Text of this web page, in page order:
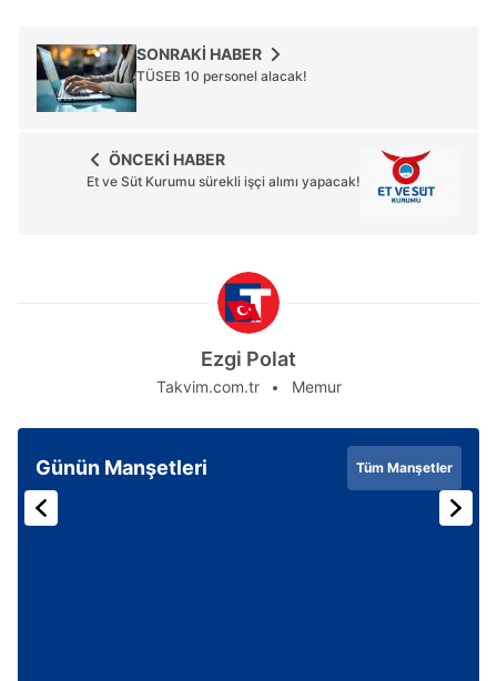
SONRAKİ HABER
TÜSEB 10 personel alacak!
ÖNCEKİ HABER
Et ve Süt Kurumu sürekli işçi alımı yapacak!
Ezgi Polat
Takvim.com.tr Memur
Günün Manşetleri Tüm Manşetler